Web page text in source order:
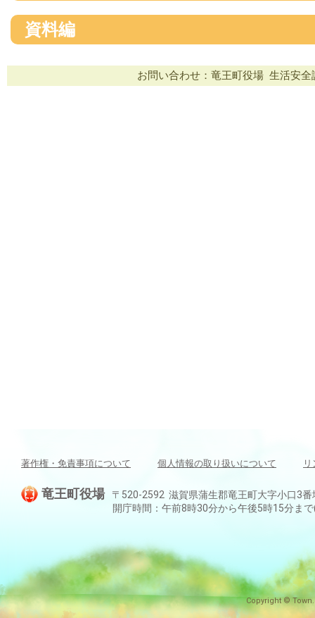
資料編
お問い合わせ：竜王町役場 生活安全
著作権・免責事項について 個人情報の取り扱いについて
竜王町役場
〒520-2592 滋賀県蒲生郡竜王町大字小口3
開庁時間：午前8時30分から午後5時15分ま
Copyright ©